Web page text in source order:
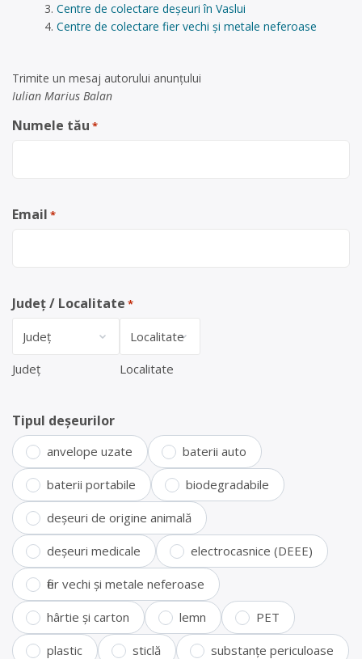
Centre de colectare deșeuri în Vaslui
Centre de colectare fier vechi și metale neferoase
Trimite un mesaj autorului anunţului
Iulian Marius Balan
Numele tău *
Email *
Județ / Localitate *
Județ Localitate
Tipul deșeurilor
anvelope uzate baterii auto
baterii portabile biodegradabile
deșeuri de origine animală
deșeuri medicale electrocasnice (DEEE)
fier vechi și metale neferoase
hârtie și carton lemn PET
plastic sticlă substanțe periculoase